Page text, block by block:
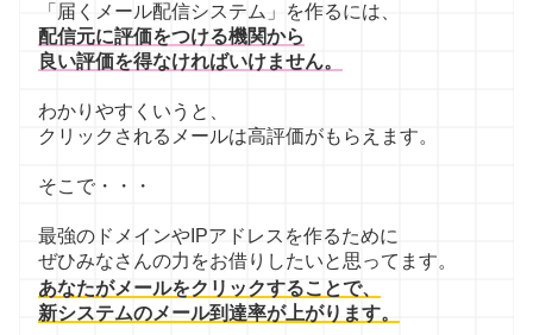
「届くメール配信システム」を作るには、
配信元に評価をつける機関から
良い評価を得なければいけません。
わかりやすくいうと、
クリックされるメールは高評価がもらえます。
そこで・・・
最強のドメインやIPアドレスを作るために
ぜひみなさんの力をお借りしたいと思ってます。
あなたがメールをクリックすることで、
新システムのメール到達率が上がります。